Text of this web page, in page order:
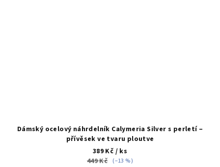
Dámský ocelový náhrdelník Calymeria Silver s perletí –
přívěsek ve tvaru ploutve
389 Kč / ks
449 Kč (–13 %)